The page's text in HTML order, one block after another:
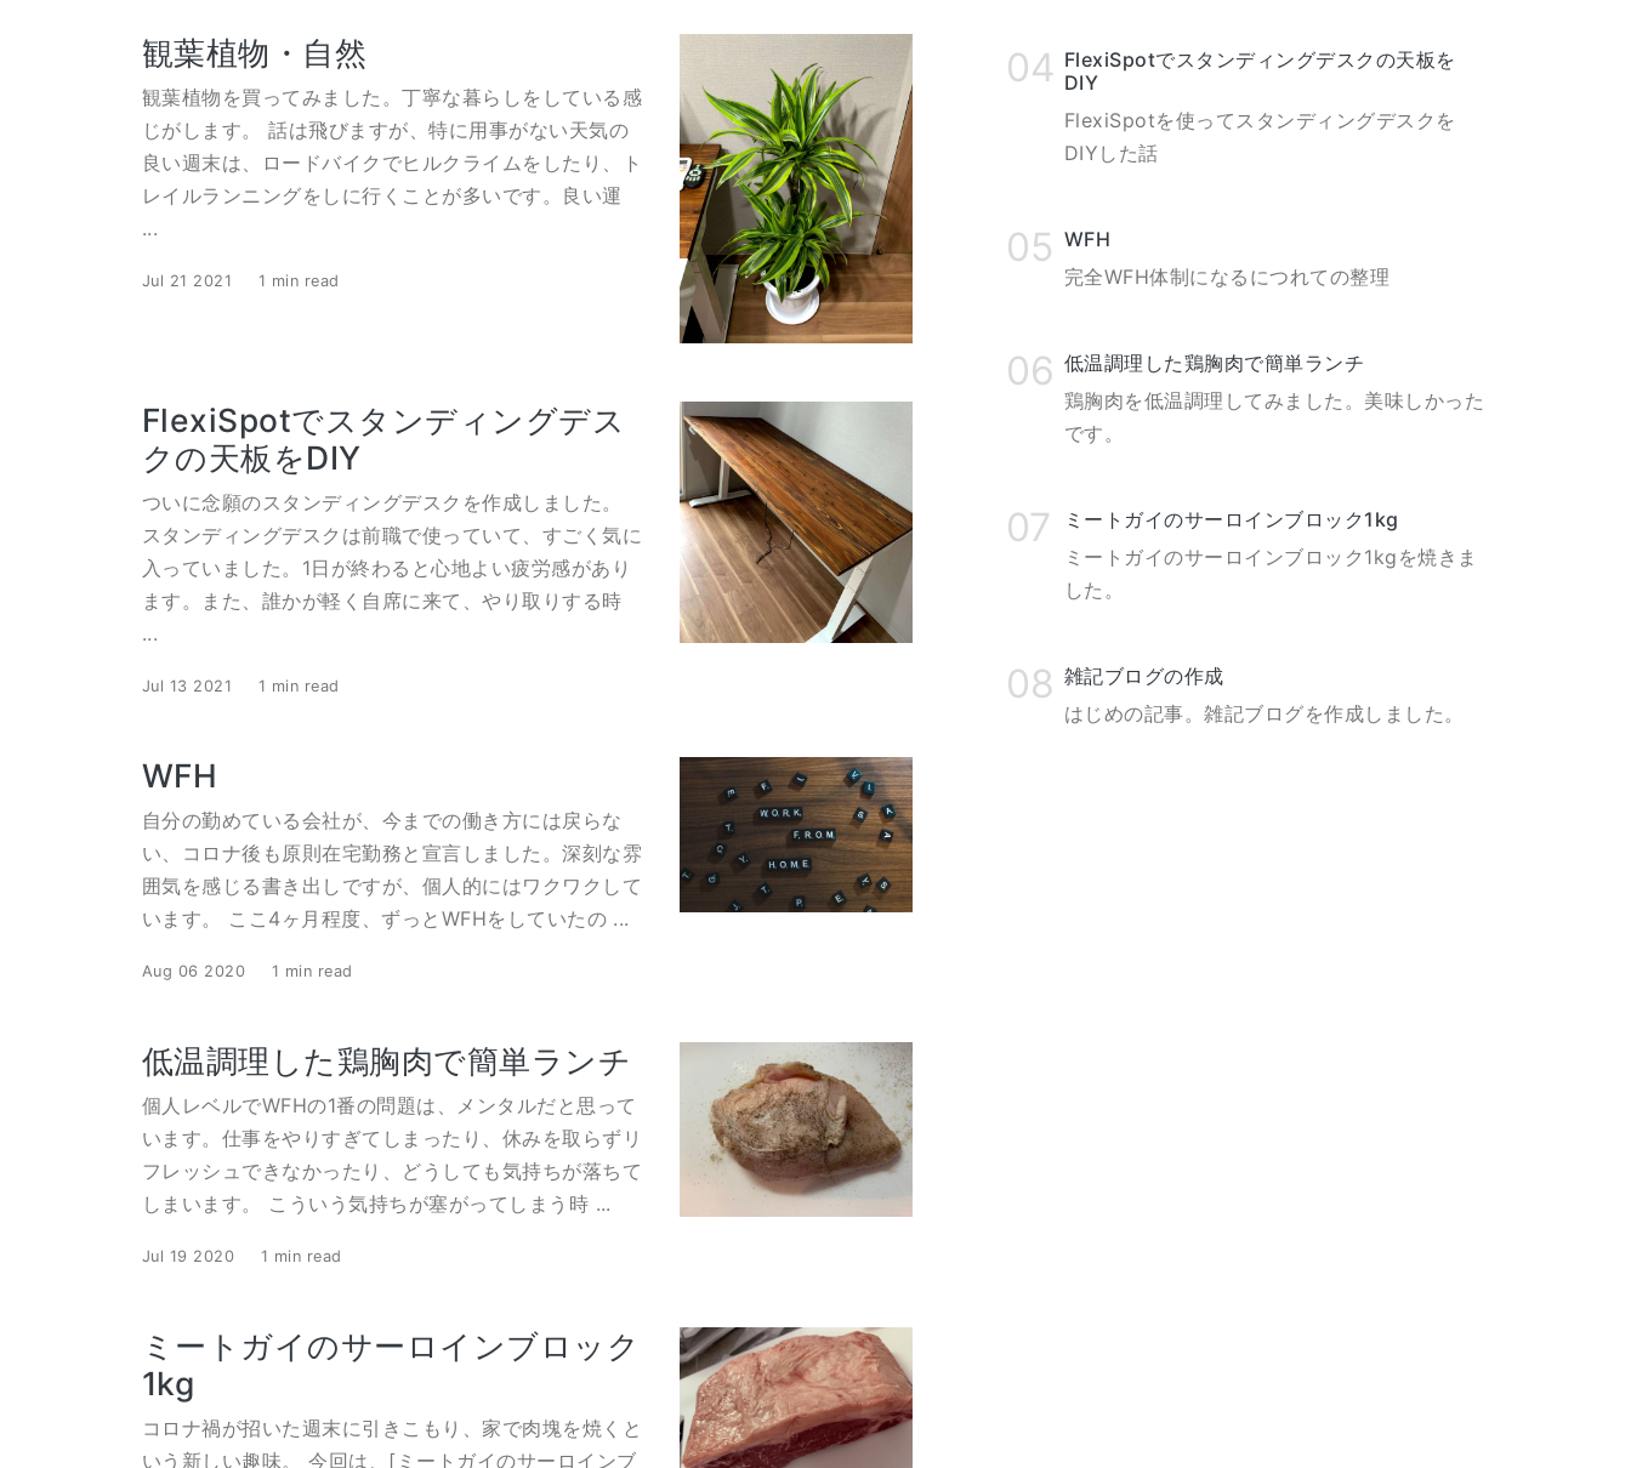
観葉植物・自然
観葉植物を買ってみました。丁寧な暮らしをしている感
じがします。 話は飛びますが、特に用事がない天気の
良い週末は、ロードバイクでヒルクライムをしたり、ト
レイルランニングをしに行くことが多いです。良い運
...
Jul 21 2021 1 min read
FlexiSpotでスタンディングデス
クの天板をDIY
ついに念願のスタンディングデスクを作成しました。
スタンディングデスクは前職で使っていて、すごく気に
入っていました。1日が終わると心地よい疲労感があり
ます。また、誰かが軽く自席に来て、やり取りする時
...
Jul 13 2021 1 min read
WFH
自分の勤めている会社が、今までの働き方には戻らな
い、コロナ後も原則在宅勤務と宣言しました。深刻な雰
囲気を感じる書き出しですが、個人的にはワクワクして
います。 ここ4ヶ月程度、ずっとWFHをしていたの ...
Aug 06 2020 1 min read
低温調理した鶏胸肉で簡単ランチ
個人レベルでWFHの1番の問題は、メンタルだと思って
います。仕事をやりすぎてしまったり、休みを取らずリ
フレッシュできなかったり、どうしても気持ちが落ちて
しまいます。 こういう気持ちが塞がってしまう時 ...
Jul 19 2020 1 min read
ミートガイのサーロインブロック
1kg
コロナ禍が招いた週末に引きこもり、家で肉塊を焼くと
いう新しい趣味。 今回は、[ミートガイのサーロインブ
FlexiSpotでスタンディングデスクの天板を
DIY
FlexiSpotを使ってスタンディングデスクを
DIYした話
WFH
完全WFH体制になるにつれての整理
低温調理した鶏胸肉で簡単ランチ
鶏胸肉を低温調理してみました。美味しかった
です。
ミートガイのサーロインブロック1kg
ミートガイのサーロインブロック1kgを焼きま
した。
雑記ブログの作成
はじめの記事。雑記ブログを作成しました。